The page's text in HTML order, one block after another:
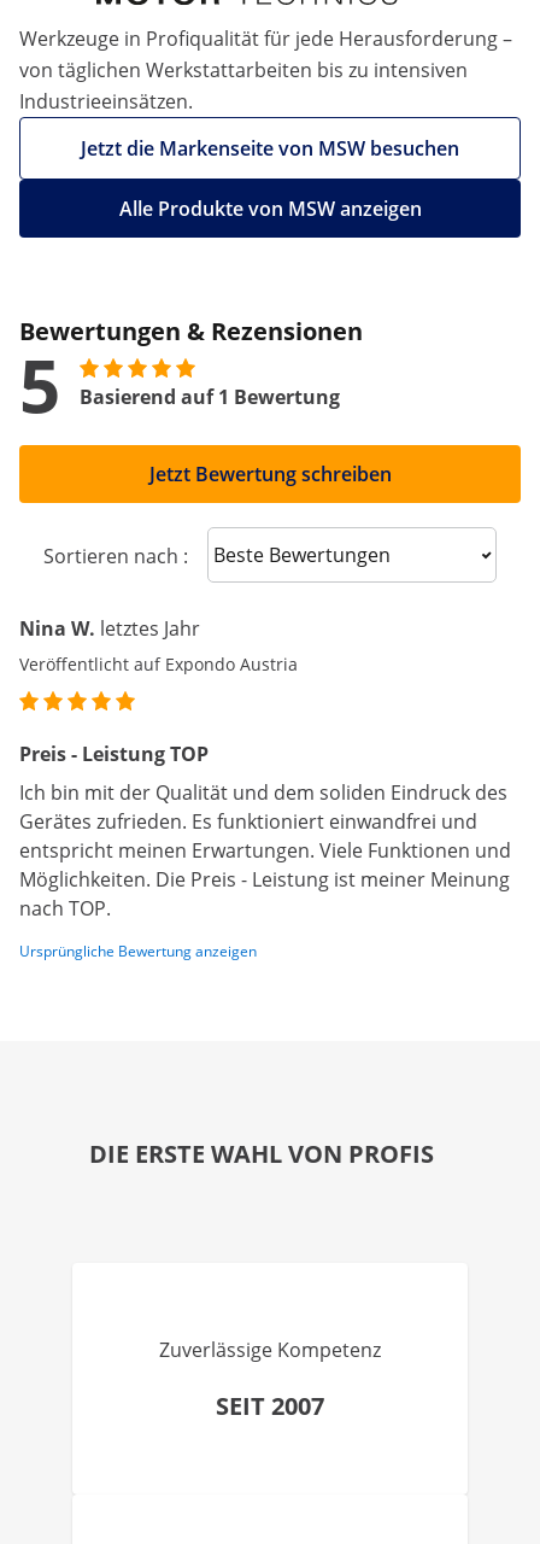
Werkzeuge in Profiqualität für jede Herausforderung –
von täglichen Werkstattarbeiten bis zu intensiven
Industrieeinsätzen.
Jetzt die Markenseite von MSW besuchen
Alle Produkte von MSW anzeigen
Bewertungen & Rezensionen
5 Basierend auf 1 Bewertung
Jetzt Bewertung schreiben
Sortieren nach : Sort reviews
Nina W. letztes Jahr
Veröffentlicht auf Expondo Austria
Preis - Leistung TOP
Ich bin mit der Qualität und dem soliden Eindruck des
Gerätes zufrieden. Es funktioniert einwandfrei und
entspricht meinen Erwartungen. Viele Funktionen und
Möglichkeiten. Die Preis - Leistung ist meiner Meinung
nach TOP.
Ursprüngliche Bewertung anzeigen
DIE ERSTE WAHL VON PROFIS
Zuverlässige Kompetenz
SEIT 2007